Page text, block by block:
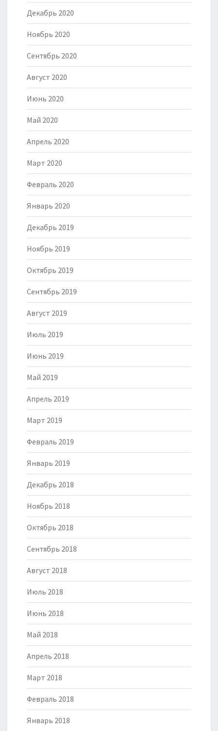
Декабрь 2020
Ноябрь 2020
Сентябрь 2020
Август 2020
Июнь 2020
Май 2020
Апрель 2020
Март 2020
Февраль 2020
Январь 2020
Декабрь 2019
Ноябрь 2019
Октябрь 2019
Сентябрь 2019
Август 2019
Июль 2019
Июнь 2019
Май 2019
Апрель 2019
Март 2019
Февраль 2019
Январь 2019
Декабрь 2018
Ноябрь 2018
Октябрь 2018
Сентябрь 2018
Август 2018
Июль 2018
Июнь 2018
Май 2018
Апрель 2018
Март 2018
Февраль 2018
Январь 2018